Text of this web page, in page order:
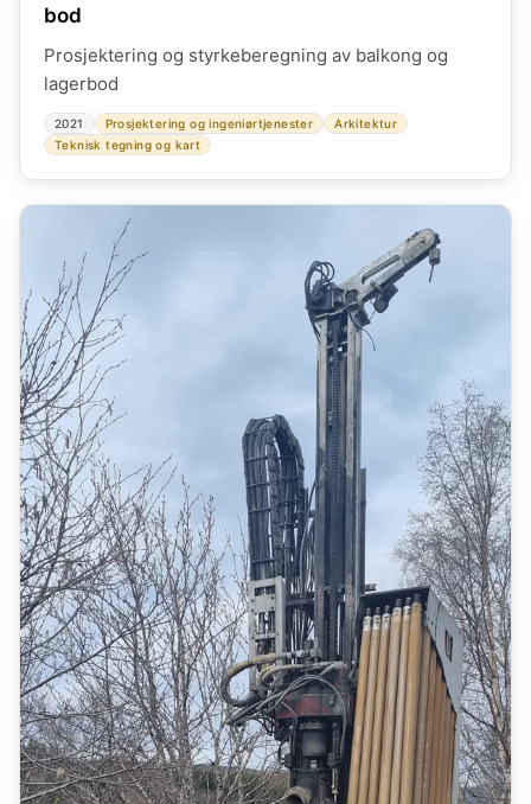
bod
Prosjektering og styrkeberegning av balkong og
lagerbod
2021 Prosjektering og ingeniørtjenester
Arkitektur
Teknisk tegning og kart